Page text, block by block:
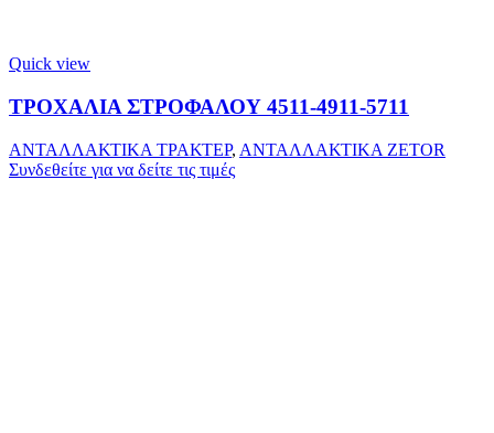
Quick view
ΤΡΟΧΑΛΙΑ ΣΤΡΟΦΑΛΟΥ 4511-4911-5711
ΑΝΤΑΛΛΑΚΤΙΚΑ ΤΡΑΚΤΕΡ, ΑΝΤΑΛΛΑΚΤΙΚΑ ZETOR
Συνδεθείτε για να δείτε τις τιμές